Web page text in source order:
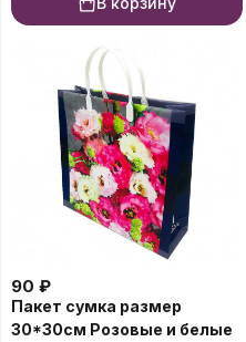
90 ₽
Пакет сумка размер
30*30см Розовые и белые